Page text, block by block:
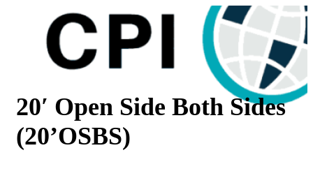
20′ Open Side Both Sides
(20’OSBS)